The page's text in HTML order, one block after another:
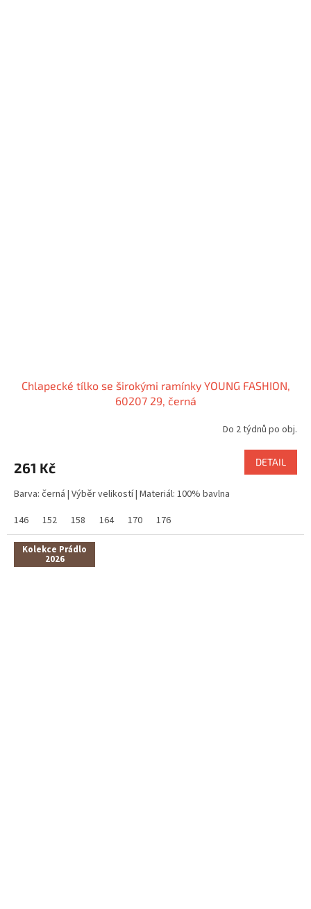
Chlapecké tílko se širokými ramínky YOUNG FASHION,
60207 29, černá
Do 2 týdnů po obj.
261 Kč DETAIL
Barva: černá | Výběr velikostí | Materiál: 100% bavlna
146
152 158 164 170 176
Kolekce Prádlo
2026